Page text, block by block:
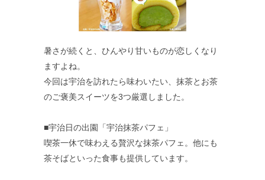
暑さが続くと、ひんやり甘いものが恋しくなり
ますよね。
今回は宇治を訪れたら味わいたい、抹茶とお茶
のご褒美スイーツを3つ厳選しました。
■宇治日の出園「宇治抹茶パフェ」
喫茶一休で味わえる贅沢な抹茶パフェ。他にも
茶そばといった食事も提供しています。